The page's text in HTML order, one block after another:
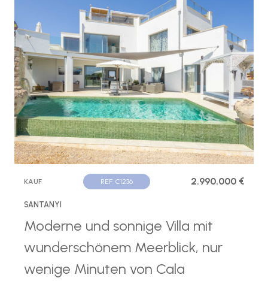
KAUF REF. C1236 2.990.000 €
SANTANYI
Moderne und sonnige Villa mit
wunderschönem Meerblick, nur
wenige Minuten von Cala